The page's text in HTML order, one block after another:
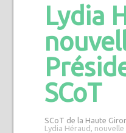
Lydia
SCoT
SCoT de la Haute
Lydia Héraud,